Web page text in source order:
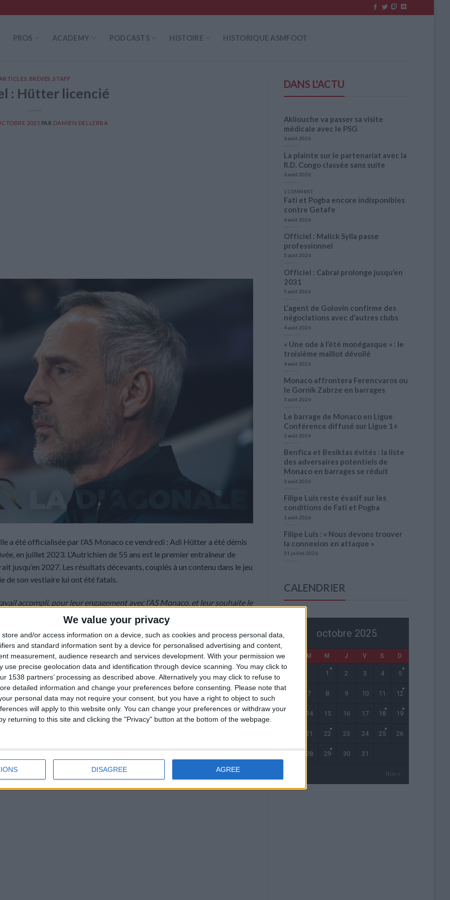
We value your privacy
store and/or access information on a device, such as cookies and process personal data,
and standard information sent by a device for personalised advertising and content,
measurement, audience research and services development. With your permission we
use precise geolocation data and identification through device scanning. You may click to
1538 partners’ processing as described above. Alternatively you may click to refuse to
detailed information and change your preferences before consenting.
Please note that
personal data may not require your consent, but you have a right to object to such
will apply to this website only. You can change your preferences or withdraw your
returning to this site and clicking the "Privacy" button at the bottom of the webpage.
DISAGREE AGREE
PROS ACADEMY PODCASTS HISTOIRE HISTORIQUE ASMFOOT
ARTICLES BRÈVES STAFF
: Hütter licencié
2025 PAR DAMIEN DELLERBA
a été officialisée par l’AS Monaco ce vendredi : Adi Hütter a été démis
en juillet 2023. L’Autrichien de 55 ans est le premier entraîneur de
jusqu’en 2027. Les résultats décevants, couplés à un contenu dans le jeu
de son vestiaire lui ont été fatals.
accompli, pour leur engagement avec l’AS Monaco, et leur souhaite le
officiel du club.
le banc asémiste et une moyenne de 1,77 point par match, Hütter aura
a notamment permis à l’ASM de se qualifier pour la Ligue des
le podium de Ligue 1 (2 en 2023-2024, 3 en 2024-2025). Il avait aussi
au passage à son tableau de chasse le FC Barcelone(2-1, le 19
avec 13 points à trois longueurs du leader parisien, mais en
époque. Mais en Europe, le club du Rocher est en mauvaise posture,
à un nul miraculeux contre Manchester City. Sébastien Pocognoli
DANS L'ACTU
Akliouche va passer sa visite
médicale avec le PSG
6 août 2026
La plainte sur le partenariat avec la
R.D. Congo classée sans suite
6 août 2026
1 COMMENT
Fati et Pogba encore indisponibles
contre Getafe
6 août 2026
Officiel : Malick Sylla passe
professionnel
5 août 2026
Officiel : Cabral prolonge jusqu’en
2031
5 août 2026
L’agent de Golovin confirme des
négociations avec d’autres clubs
4 août 2026
« Une ode à l’été monégasque » : le
troisième maillot dévoilé
4 août 2026
Monaco affrontera Ferencvaros ou
le Gornik Zabrze en barrages
3 août 2026
Le barrage de Monaco en Ligue
Conférence diffusé sur Ligue 1+
3 août 2026
Benfica et Besiktas évités : la liste
des adversaires potentiels de
Monaco en barrages se réduit
3 août 2026
Filipe Luis reste évasif sur les
conditions de Fati et Pogba
1 août 2026
Filipe Luis : « Nous devons trouver
la connexion en attaque »
31 juillet 2026
CALENDRIER
octobre 2025
M M J V S D
Nov »
1 2 3 4 5
7 8 9 10 11 12
14 15 16 17 18 19
21 22 23 24 25 26
28 29 30 31